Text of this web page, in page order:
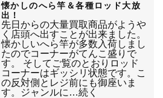
懐かしのへら竿＆各種ロッド大放
出！
先日からの大量買取商品がようや
く店頭へ出すことが出来ました。
懐かしいへら竿が多数入荷しまし
たのでコーナーがてんこ盛りで
す。 そしてご覧のとおりロッド
コーナーはギッシリ状態です。こ
の反対側とレジ前にも御座いま
す。ジャンルに…続く